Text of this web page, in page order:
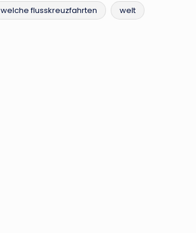
welche flusskreuzfahrten welt